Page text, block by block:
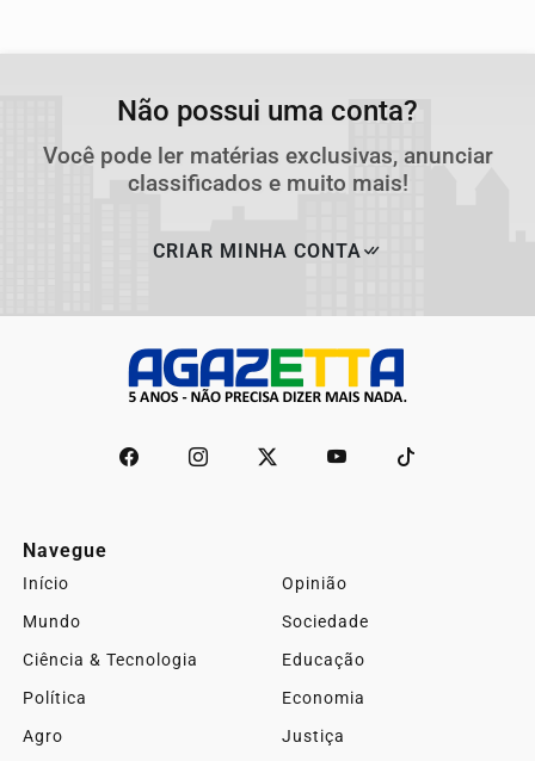
Não possui uma conta?
Você pode ler matérias exclusivas, anunciar
classificados e muito mais!
CRIAR MINHA CONTA
Navegue
Início
Opinião
Mundo
Sociedade
Ciência & Tecnologia
Educação
Política
Economia
Agro
Justiça